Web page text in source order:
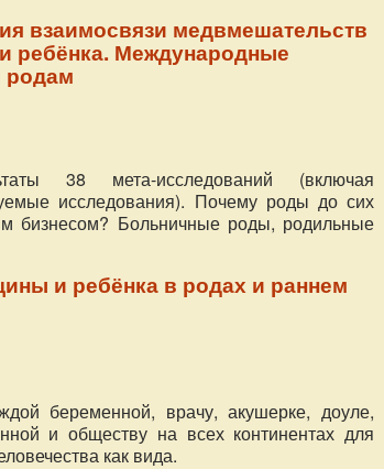
взаимосвязи медвмешательств
ребёнка. Международные
родам
38 мета-исследований (включая
исследования). Почему роды до сих
бизнесом? Больничные роды, родильные
и ребёнка в родах и раннем
беременной, врачу, акушерке, доуле,
и обществу на всех континентах для
как вида.